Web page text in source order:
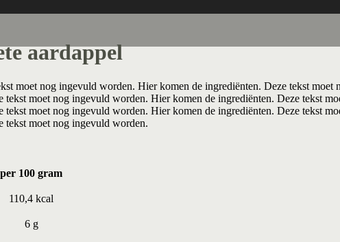
aardappel
moet nog ingevuld worden. Hier komen de ingrediënten. Deze tekst
moet nog ingevuld worden. Hier komen de ingrediënten. Deze tekst
moet nog ingevuld worden. Hier komen de ingrediënten. Deze tekst
tekst moet nog ingevuld worden.
per 100 gram
110,4 kcal
6 g